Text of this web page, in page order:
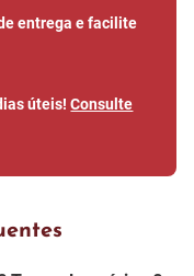
entrega e facilite
úteis!Consulte